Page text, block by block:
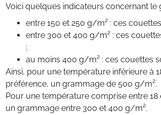
Voici quelques indicateurs concernant
entre 150 et 250 g/m² : ces
entre 300 et 400 g/m² : ces
;
au moins 400 g/m² : ces couettes
Ainsi, pour une température inférieure à
préférence, un grammage de 500 g/m².
Pour une température comprise entre
un grammage entre 300 et 400 g/m².